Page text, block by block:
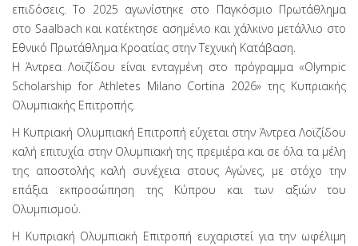
επιδόσεις. Το 2025 αγωνίστηκε στο Παγκόσμιο Πρωτάθλημα
στο Saalbach και κατέκτησε ασημένιο και χάλκινο μετάλλιο στο
Εθνικό Πρωτάθλημα Κροατίας στην Τεχνική Κατάβαση.
Η Άντρεα Λοϊζίδου είναι ενταγμένη στο πρόγραμμα «Olympic
Scholarship for Athletes Milano Cortina 2026» της Κυπριακής
Ολυμπιακής Επιτροπής.
Η Κυπριακή Ολυμπιακή Επιτροπή εύχεται στην Άντρεα Λοϊζίδου
καλή επιτυχία στην Ολυμπιακή της πρεμιέρα και σε όλα τα μέλη
της αποστολής καλή συνέχεια στους Αγώνες, με στόχο την
επάξια εκπροσώπηση της Κύπρου και των αξιών του
Ολυμπισμού.
Η Κυπριακή Ολυμπιακή Επιτροπή ευχαριστεί για την ωφέλιμη